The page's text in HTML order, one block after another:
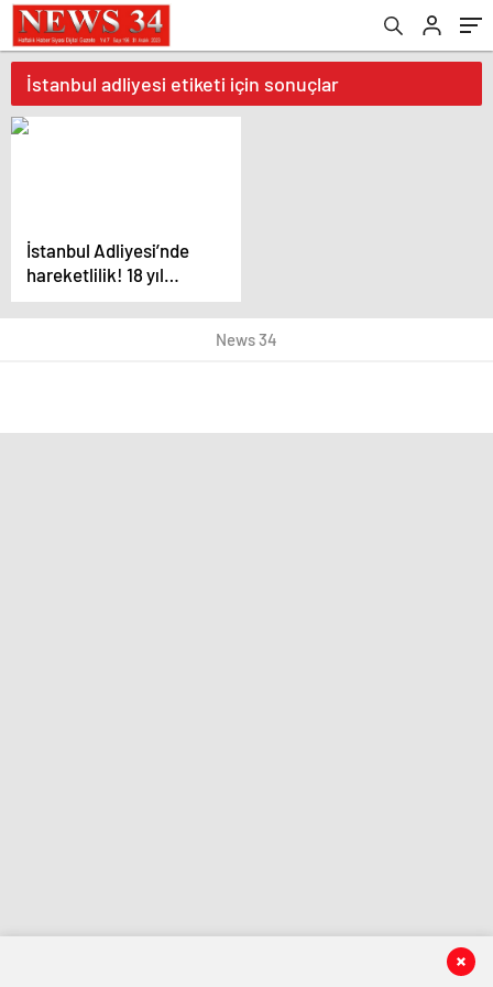
İstanbul adliyesi etiketi için sonuçlar
İstanbul Adliyesi’nde
hareketlilik! 18 yıl
cezayı duyunca
kaçmaya çalıştı
News 34